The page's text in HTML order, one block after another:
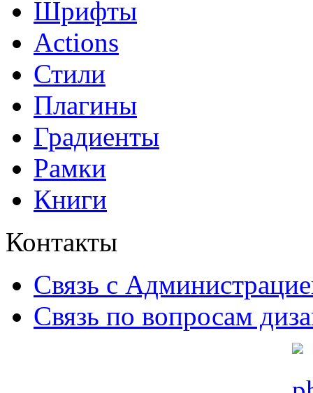
Шрифты
Actions
Стили
Плагины
Градиенты
Рамки
Книги
Контакты
Связь с
Связь по вопросам